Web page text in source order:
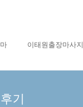
이태원출장마사지
기